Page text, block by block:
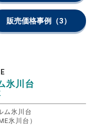
販売価格事例 （3）
氷川台
ム氷川台
氷川台）